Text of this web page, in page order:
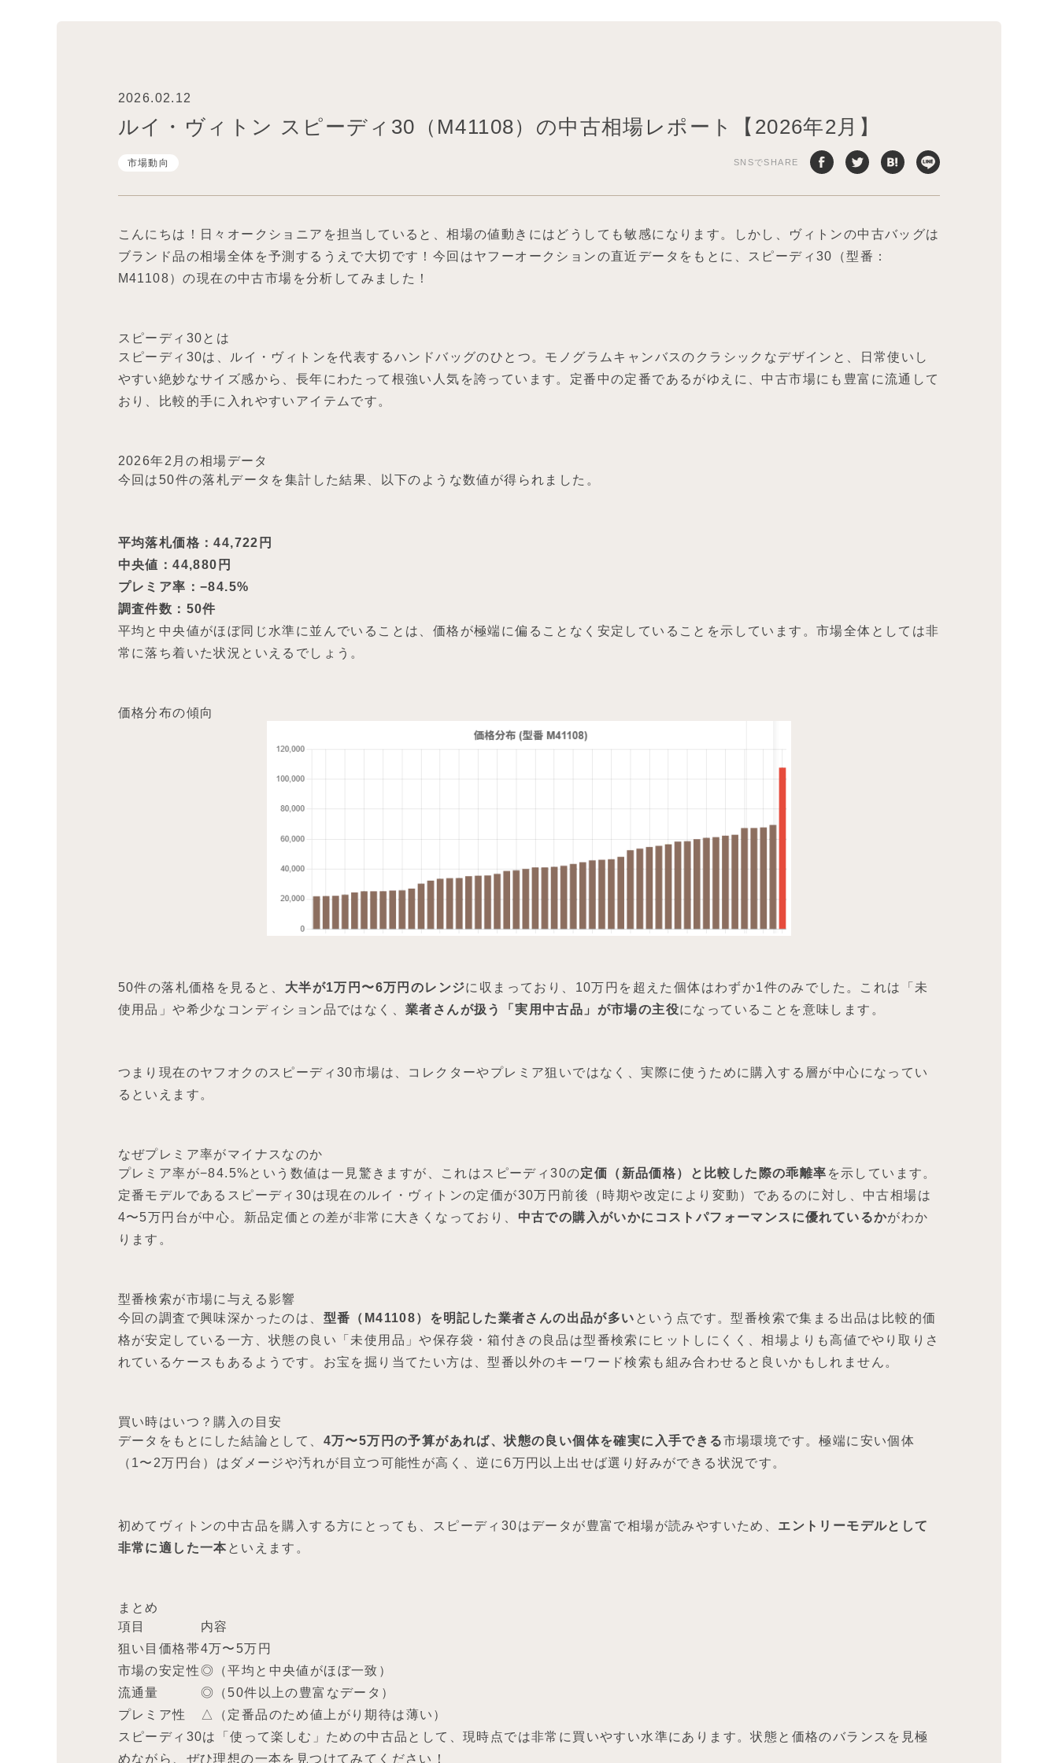
2026.02.12
ルイ・ヴィトン スピーディ30（M41108）の中古相場レポート【2026年2月】
市場動向 SNSでSHARE
こんにちは！日々オークショニアを担当していると、相場の値動きにはどうしても敏感になります。しかし、ヴィトンの中古バッグは
ブランド品の相場全体を予測するうえで大切です！今回はヤフーオークションの直近データをもとに、スピーディ30（型番：
M41108）の現在の中古市場を分析してみました！
スピーディ30とは
スピーディ30は、ルイ・ヴィトンを代表するハンドバッグのひとつ。モノグラムキャンバスのクラシックなデザインと、日常使いし
やすい絶妙なサイズ感から、長年にわたって根強い人気を誇っています。定番中の定番であるがゆえに、中古市場にも豊富に流通して
おり、比較的手に入れやすいアイテムです。
2026年2月の相場データ
今回は50件の落札データを集計した結果、以下のような数値が得られました。
平均落札価格：44,722円
中央値：44,880円
プレミア率：−84.5%
調査件数：50件
平均と中央値がほぼ同じ水準に並んでいることは、価格が極端に偏ることなく安定していることを示しています。市場全体としては非
常に落ち着いた状況といえるでしょう。
価格分布の傾向
50件の落札価格を見ると、 大半が1万円〜6万円のレンジに収まっており、10万円を超えた個体はわずか1件のみでした。これは「未
使用品」や希少なコンディション品ではなく、 業者さんが扱う「実用中古品」が市場の主役になっていることを意味します。
つまり現在のヤフオクのスピーディ30市場は、コレクターやプレミア狙いではなく、実際に使うために購入する層が中心になってい
るといえます。
なぜプレミア率がマイナスなのか
プレミア率が−84.5%という数値は一見驚きますが、これはスピーディ30の定価（新品価格）と比較した際の乖離率 を示しています。
定番モデルであるスピーディ30は現在のルイ・ヴィトンの定価が30万円前後（時期や改定により変動）であるのに対し、中古相場は
4〜5万円台が中心。新品定価との差が非常に大きくなっており、 中古での購入がいかにコストパフォーマンスに優れているかがわか
ります。
型番検索が市場に与える影響
今回の調査で興味深かったのは、 型番（M41108）を明記した業者さんの出品が多い という点です。型番検索で集まる出品は比較的価
格が安定している一方、状態の良い「未使用品」や保存袋・箱付きの良品は型番検索にヒットしにくく、相場よりも高値でやり取りさ
れているケースもあるようです。お宝を掘り当てたい方は、型番以外のキーワード検索も組み合わせると良いかもしれません。
買い時はいつ？購入の目安
データをもとにした結論として、 4万〜5万円の予算があれば、状態の良い個体を確実に入手できる市場環境です。極端に安い個体
（1〜2万円台）はダメージや汚れが目立つ可能性が高く、逆に6万円以上出せば選り好みができる状況です。
初めてヴィトンの中古品を購入する方にとっても、スピーディ30はデータが豊富で相場が読みやすいため、 エントリーモデルとして
非常に適した一本といえます。
まとめ
項目
内容
狙い目価格帯4万〜5万円
市場の安定性◎（平均と中央値がほぼ一致）
流通量
◎（50件以上の豊富なデータ）
プレミア性
△（定番品のため値上がり期待は薄い）
スピーディ30は「使って楽しむ」ための中古品として、現時点では非常に買いやすい水準にあります。状態と価格のバランスを見極
めながら、ぜひ理想の一本を見つけてみてください！